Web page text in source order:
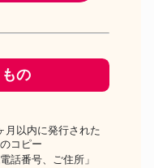
の
月以内に発行された
コピー
話番号、ご住所」